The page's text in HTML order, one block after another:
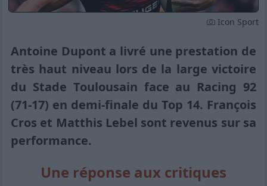
Icon Sport
Antoine Dupont a livré une prestation de
très haut niveau lors de la large victoire
du Stade Toulousain face au Racing 92
(71-17) en demi-finale du Top 14. François
Cros et Matthis Lebel sont revenus sur sa
performance.
Une réponse aux critiques